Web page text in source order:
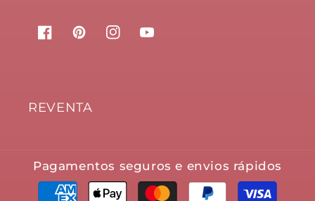
FacebookPinterestInstagramYouTube
REVENTA
Pagamentos seguros e envios rápidos
Métodos